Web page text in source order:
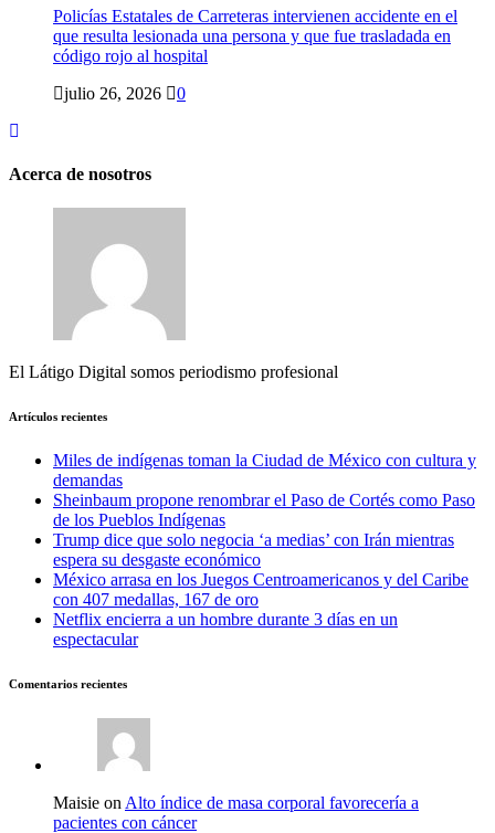
Policías Estatales de Carreteras intervienen accidente en el
que resulta lesionada una persona y que fue trasladada en
código rojo al hospital
julio 26, 2026
0
Acerca de nosotros
El Látigo Digital somos periodismo profesional
Artículos recientes
Miles de indígenas toman la Ciudad de México con cultura y
demandas
Sheinbaum propone renombrar el Paso de Cortés como Paso
de los Pueblos Indígenas
Trump dice que solo negocia ‘a medias’ con Irán mientras
espera su desgaste económico
México arrasa en los Juegos Centroamericanos y del Caribe
con 407 medallas, 167 de oro
Netflix encierra a un hombre durante 3 días en un
espectacular
Comentarios recientes
Maisie on Alto índice de masa corporal favorecería a
pacientes con cáncer